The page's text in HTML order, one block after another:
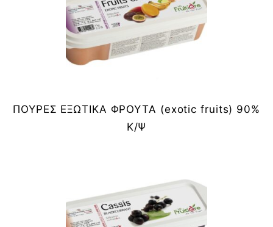
ΠΟΥΡΕΣ ΕΞΩΤΙΚΑ ΦΡΟΥΤΑ (exotic fruits) 90%
Κ/Ψ